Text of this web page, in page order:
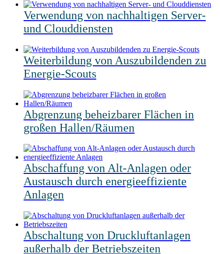
Verwendung von nachhaltigen Server-
und Clouddiensten
Weiterbildung von Auszubildenden zu
Energie-Scouts
Abgrenzung beheizbarer Flächen in
großen Hallen/Räumen
Abschaffung von Alt-Anlagen oder
Austausch durch energieeffiziente
Anlagen
Abschaltung von Druckluftanlagen
außerhalb der Betriebszeiten